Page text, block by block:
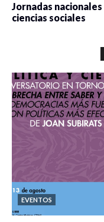
Jornadas
ciencias sociales
EVENTOS